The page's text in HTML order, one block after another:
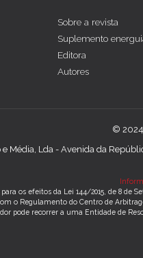
Sobre a revista
Suplemento
Editora
Autores
©
e Média, Lda - Avenida da
os efeitos da Lei 144/2015, de 8
o Regulamento do Centro de
pode recorrer a uma Entidade de